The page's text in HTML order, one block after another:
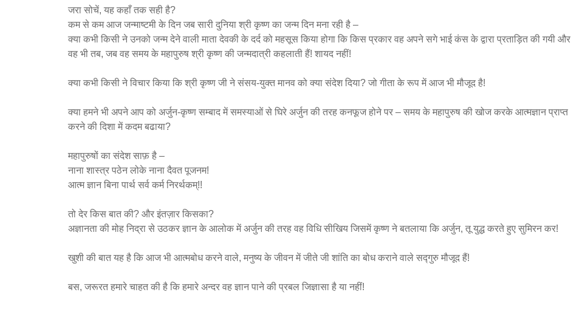
जरा सोचें, यह कहाँ तक सही है?
कम से कम आज जन्माष्टमी के दिन जब सारी दुनिया श्री कृष्ण का जन्म दिन मना रही है –
क्या कभी किसी ने उनको जन्म देने वाली माता देवकी के दर्द को महसूस किया होगा कि किस प्रकार वह अपने सगे भाई कंस के द्वारा प्रताड़ित की गयी और
वह भी तब, जब वह समय के महापुरुष श्री कृष्ण की जन्मदात्री कहलाती हैं! शायद नहीं!
क्या कभी किसी ने विचार किया कि श्री कृष्ण जी ने संसय-युक्त मानव को क्या संदेश दिया? जो गीता के रूप में आज भी मौजूद है!
क्या हमने भी अपने आप को अर्जुन-कृष्ण सम्बाद में समस्याओं से घिरे अर्जुन की तरह कनफूज होने पर – समय के महापुरुष की खोज करके आत्मज्ञान प्राप्त
करने की दिशा में कदम बढाया?
महापुरुषों का संदेश साफ़ है –
नाना शास्त्र पठेन लोके नाना दैवत पूजनम!
आत्म ज्ञान बिना पार्थ सर्व कर्म निरर्थकम्!!
तो देर किस बात की? और इंतज़ार किसका?
अज्ञानता की मोह निद्रा से उठकर ज्ञान के आलोक में अर्जुन की तरह वह विधि सीखिय जिसमें कृष्ण ने बतलाया कि अर्जुन, तू युद्ध करते हुए सुमिरन कर!
खुशी की बात यह है कि आज भी आत्मबोध करने वाले, मनुष्य के जीवन में जीते जी शांति का बोध कराने वाले सद्गुरु मौजूद हैं!
बस, जरूरत हमारे चाहत की है कि हमारे अन्दर वह ज्ञान पाने की प्रबल जिज्ञासा है या नहीं!